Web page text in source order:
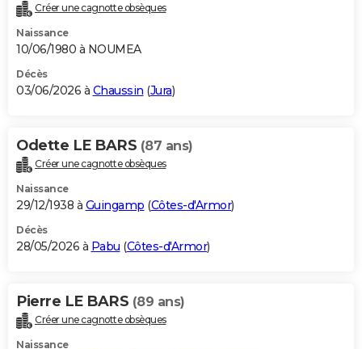
Créer une cagnotte obsèques
Naissance
10/06/1980 à NOUMEA
Décès
03/06/2026 à Chaussin (Jura)
Odette LE BARS (87 ans)
Créer une cagnotte obsèques
Naissance
29/12/1938 à Guingamp (Côtes-d'Armor)
Décès
28/05/2026 à Pabu (Côtes-d'Armor)
Pierre LE BARS (89 ans)
Créer une cagnotte obsèques
Naissance